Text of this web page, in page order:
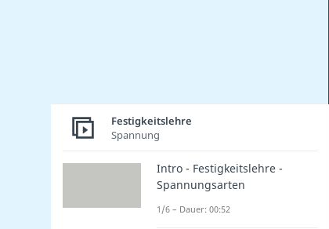
Festigkeitslehre
Spannung
Intro - Festigkeitslehre -
Spannungsarten
1/6 – Dauer: 00:52